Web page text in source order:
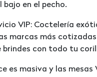
en el pecho.
VIP: Coctelería
marcas más
brindes con todo tu
es masiva y las